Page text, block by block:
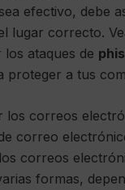
efectivo, debe
lugar correcto.
ataques de
proteger a tus
los correos
correo
correos
formas,